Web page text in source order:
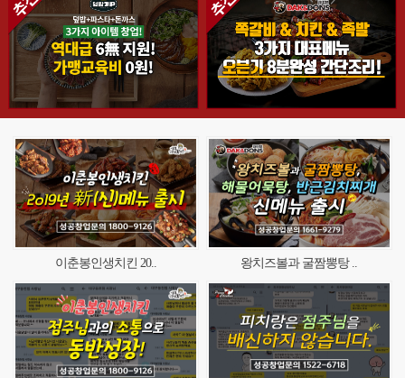
이춘봉인생치킨 20.. 왕치즈볼과 굴짬뽕탕 ..